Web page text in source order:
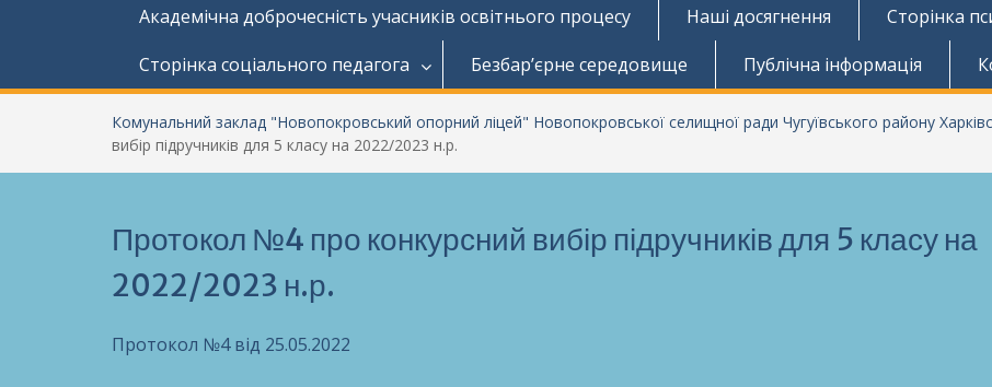
Академічна доброчесність учасників освітнього процесу
Наші досягнення
Сторінка
Сторінка соціального педагога
Безбар’єрне середовище Публічна інформація
Комунальний заклад "Новопокровський опорний ліцей" Новопокровської селищної ради Чугуївського району
вибір підручників для 5 класу на 2022/2023 н.р.
Протокол №4 про конкурсний вибір підручників для 5 класу на
2022/2023 н.р.
Протокол №4 від 25.05.2022